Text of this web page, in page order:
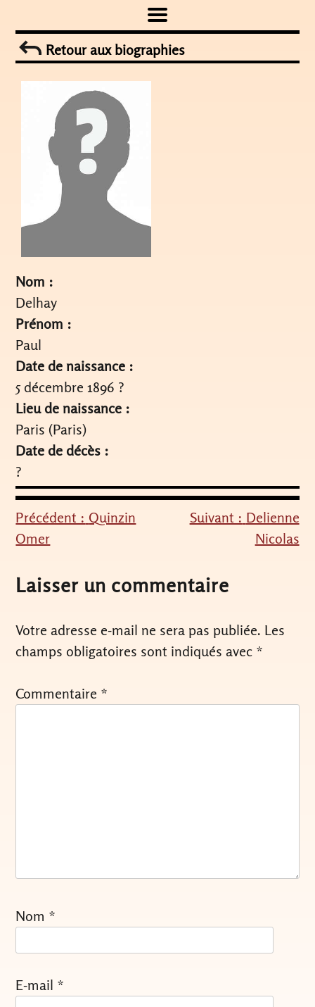
to
contentRetour aux biographies
Nom :
Delhay
Prénom :
Paul
Date de naissance :
5 décembre 1896 ?
Lieu de naissance :
Paris (Paris)
Date de décès :
?
Navigation
de
l’article
Précédent : Quinzin
Omer
Suivant : Delienne
Nicolas
Laisser un commentaire
Votre adresse e-mail ne sera pas publiée. Les
champs obligatoires sont indiqués avec *
Commentaire *
Nom *
E-mail *